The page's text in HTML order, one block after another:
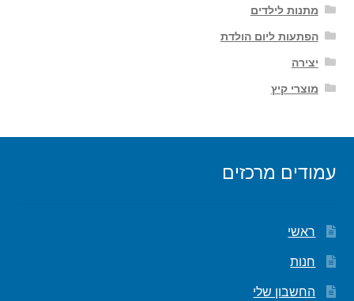
מתנות לילדים
הפתעות ליום הולדת
יצירה
מוצרי קיץ
עמודים מרכזים
ראשי
חנות
החשבון שלי